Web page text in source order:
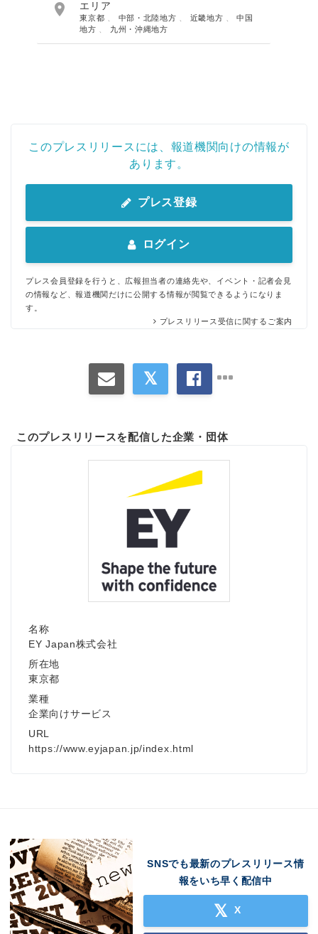
 エリア
東京都 、 中部・北陸地方 、 近畿地方 、中国
地方 、 九州・沖縄地方
このプレスリリースには、報道機関向けの情報が
あります。
プレス登録
ログイン
プレス会員登録を行うと、広報担当者の連絡先や、イベント・記者会見
の情報など、報道機関だけに公開する情報が閲覧できるようになりま
す。
プレスリリース受信に関するご案内
このプレスリリースを配信した企業・団体
名称
EY Japan株式会社
所在地
東京都
業種
企業向けサービス
URL
https://www.eyjapan.jp/index.html
SNSでも最新のプレスリリース情
報をいち早く配信中
X